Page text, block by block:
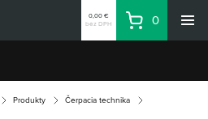
0,00 €
bez DPH
Košík
0
Produkty Čerpacia technika